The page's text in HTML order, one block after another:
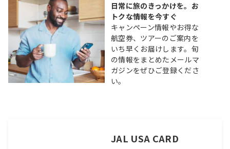
日常に旅のきっかけを。お
トクな情報を今すぐ
キャンペーン情報やお得な
航空券、ツアーのご案内を
いち早くお届けします。旬
の情報をまとめたメールマ
ガジンをぜひご登録くださ
い。
JAL USA CARD